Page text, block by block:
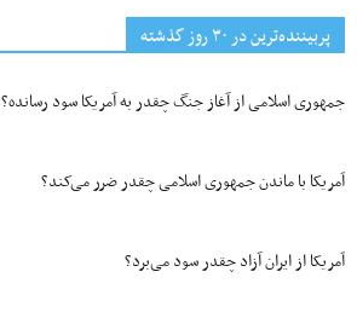
پربیننده‌ترین‌ در ۳۰ روز گذشته
جمهوری اسلامی از آغاز جنگ چقدر به آمریکا سود رسانده؟
آمریکا با ماندن جمهوری اسلامی چقدر ضرر می‌کند؟
آمریکا از ایران آزاد چقدر سود می‌برد؟